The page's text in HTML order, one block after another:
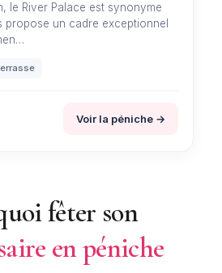
le River Palace est synonyme
propose un cadre exceptionnel
Voir la péniche →
fêter son
en péniche